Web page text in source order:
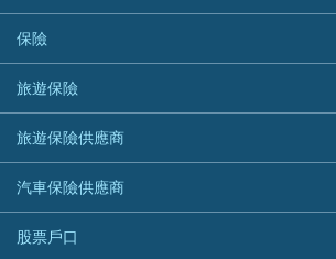
緊急貸款比較
最佳小額貸款比較
易批必批貸款
24小時貸款
最佳循環貸款
DBS 星展銀行
DSB 大新銀行
HSBC 滙豐銀行貸款
K Cash 貸款
Mox 銀行
National Resources 中潤物業按揭
債務重組一覽
供樓利息扣稅
最佳貸款app
電子錢包信用卡
日本遊信用卡攻略
韓國遊信用卡攻略
台灣遊信用卡攻略
機場貴賓室信用卡
銀聯信用卡
HSBC滙豐銀行
Mox
信銀國際
大新銀行
恒生銀行
Standard Chartered渣打銀行
淘寶付款方式
一田購物優惠日
SOGO感謝祭
HKTVmall優惠碼
交稅優惠
酒店優惠碼
機票優惠碼
八達通自動增值信用卡
保險
旅遊保險
汽車保險
家居保險
家傭保險
寵物保險
定期人壽保險
旅遊保險
日本旅遊保險及資訊
泰國旅遊保險及資訊
台灣旅遊保險及資訊
韓國旅遊保險及資訊
旅遊保險供應商
AXA 安盛
AIG 美亞
Allianz 安聯
汽車保險供應商
大新汽車保險
股票戶口